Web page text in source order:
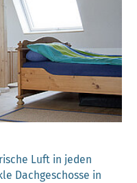
Luft in jeden
Dachgeschosse in